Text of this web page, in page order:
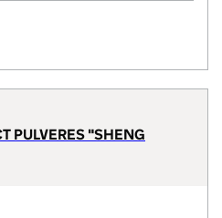
PULVERES "SHENG